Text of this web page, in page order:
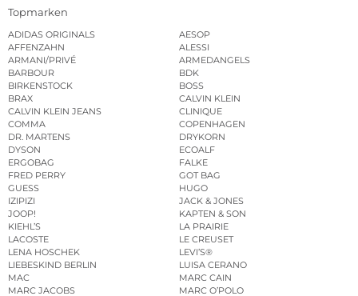
Topmarken
ADIDAS ORIGINALS
AESOP
AFFENZAHN
ALESSI
ARMANI/PRIVÉ
ARMEDANGELS
BARBOUR
BDK
BIRKENSTOCK
BOSS
BRAX
CALVIN KLEIN
CALVIN KLEIN JEANS
CLINIQUE
COMMA
COPENHAGEN
DR. MARTENS
DRYKORN
DYSON
ECOALF
ERGOBAG
FALKE
FRED PERRY
GOT BAG
GUESS
HUGO
IZIPIZI
JACK & JONES
JOOP!
KAPTEN & SON
KIEHL’S
LA PRAIRIE
LACOSTE
LE CREUSET
LENA HOSCHEK
LEVI’S®
LIEBESKIND BERLIN
LUISA CERANO
MAC
MARC CAIN
MARC JACOBS
MARC O’POLO